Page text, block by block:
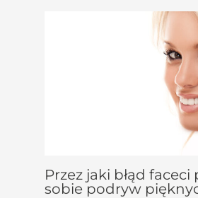
Przez jaki błąd faceci
sobie podryw